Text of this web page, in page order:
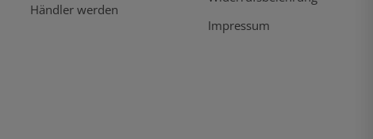
Händler werden
Impressum